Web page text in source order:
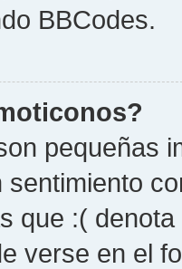
BBCodes.
pequeñas
que :(
verse en el